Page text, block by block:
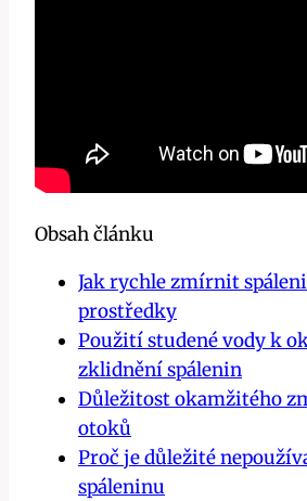
Obsah článku
Jak rychle zmírnit
prostředky
Použití studené vody k
zklidnění spálenin
Důležitost okamžitého
otoků
Proč je důležité
spáleninu